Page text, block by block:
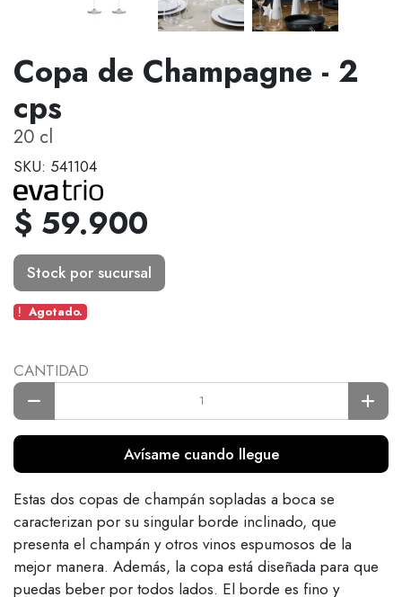
Copa de Champagne - 2
cps
20 cl
SKU: 541104
$ 59.900
Stock por sucursal
Agotado.
CANTIDAD
Avísame cuando llegue
Estas dos copas de champán sopladas a boca se
caracterizan por su singular borde inclinado, que
presenta el champán y otros vinos espumosos de la
mejor manera. Además, la copa está diseñada para que
puedas beber por todos lados. El borde es fino y